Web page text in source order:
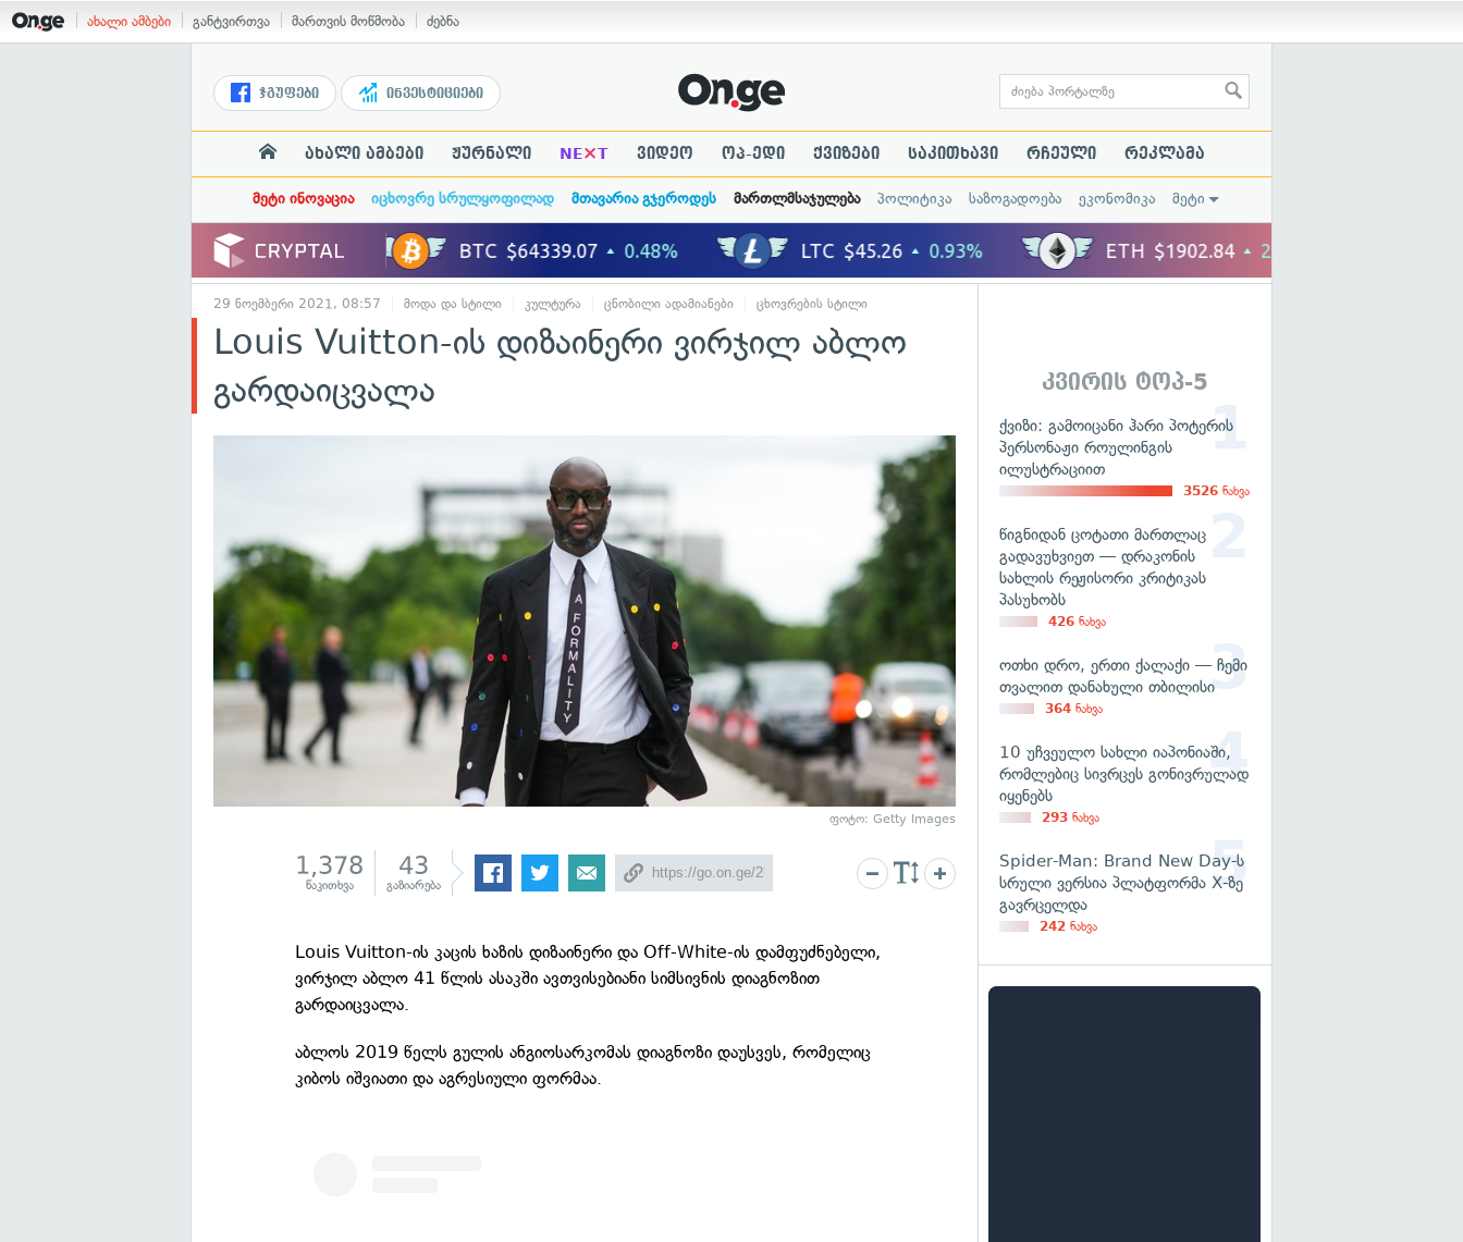
ახალი ამბები განტვირთვა მართვის მოწმობა ძებნა
ჯგუფები ინვესტიციები
ახალი ამბები ჟურნალი NE×T ვიდეო ოპ-ედი ქვიზები საკითხავი რჩეული რეკლამა
მეტი ინოვაცია იცხოვრე სრულყოფილად მთავარია გჯეროდეს მართლმსაჯულება პოლიტიკა საზოგადოება ეკონომიკა მეტი
29 ნოემბერი 2021, 08:57 მოდა და სტილი კულტურა ცნობილი ადამიანები ცხოვრების სტილი
Louis Vuitton-ის დიზაინერი ვირჯილ აბლო
გარდაიცვალა
ფოტო: Getty Images
1,378
წაკითხვა
43
გაზიარება
Louis Vuitton-ის კაცის ხაზის დიზაინერი და Off-White-ის დამფუძნებელი,
ვირჯილ აბლო 41 წლის ასაკში ავთვისებიანი სიმსივნის დიაგნოზით
გარდაიცვალა.
აბლოს 2019 წელს გულის ანგიოსარკომას დიაგნოზი დაუსვეს, რომელიც
კიბოს იშვიათი და აგრესიული ფორმაა.
კვირის ტოპ-5
ქვიზი: გამოიცანი ჰარი პოტერის
პერსონაჟი როულინგის
ილუსტრაციით
3526 ნახვა
წიგნიდან ცოტათი მართლაც
გადავუხვიეთ — დრაკონის
სახლის რეჟისორი კრიტიკას
პასუხობს
426 ნახვა
ოთხი დრო, ერთი ქალაქი — ჩემი
თვალით დანახული თბილისი
364 ნახვა
10 უჩვეულო სახლი იაპონიაში,
რომლებიც სივრცეს გონივრულად
იყენებს
293 ნახვა
Spider-Man: Brand New Day-ს
სრული ვერსია პლატფორმა X-ზე
გავრცელდა
242 ნახვა